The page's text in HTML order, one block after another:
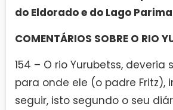
do Eldorado e do Lago
COMENTÁRIOS SOBRE O RIO
154 – O rio Yurubetss, deveria
para onde ele (o padre Fritz),
seguir, isto segundo o seu